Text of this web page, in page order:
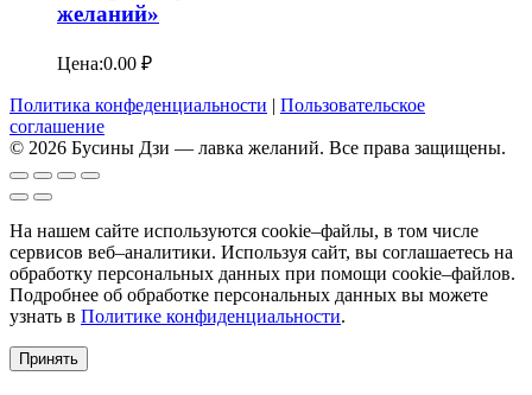
желаний»
Цена:0.00 ₽
Политика конфеденциальности | Пользовательское
соглашение
© 2026 Бусины Дзи — лавка желаний. Все права защищены.
На нашем сайте используются cookie–файлы, в том числе
сервисов веб–аналитики. Используя сайт, вы соглашаетесь на
обработку персональных данных при помощи cookie–файлов.
Подробнее об обработке персональных данных вы можете
узнать в Политике конфиденциальности.
Принять